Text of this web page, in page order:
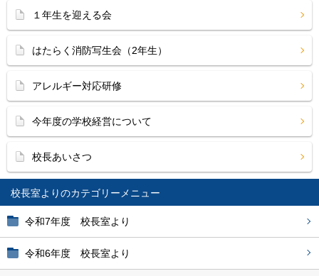
校長室より
令和7年度 校長室より
令和6年度 校長室より
１年生を迎える会
はたらく消防写生会（2年生）
アレルギー対応研修
今年度の学校経営について
校長あいさつ